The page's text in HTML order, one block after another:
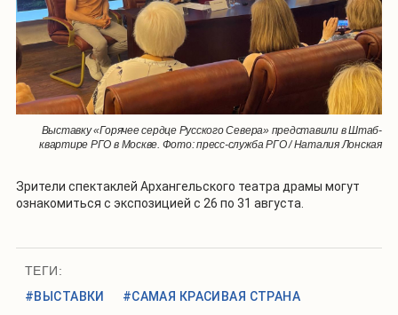
Выставку «Горячее сердце Русского Севера» представили в Штаб-
квартире РГО в Москве. Фото: пресс-служба РГО / Наталия Лонская
Зрители спектаклей Архангельского театра драмы могут
ознакомиться с экспозицией с 26 по 31 августа.
ТЕГИ:
#ВЫСТАВКИ
#САМАЯ КРАСИВАЯ СТРАНА